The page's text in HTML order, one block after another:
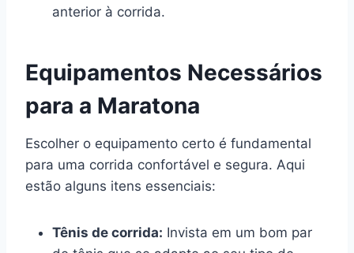
anterior à corrida.
Equipamentos Necessários
para a Maratona
Escolher o equipamento certo é fundamental
para uma corrida confortável e segura. Aqui
estão alguns itens essenciais:
Tênis de corrida: Invista em um bom par